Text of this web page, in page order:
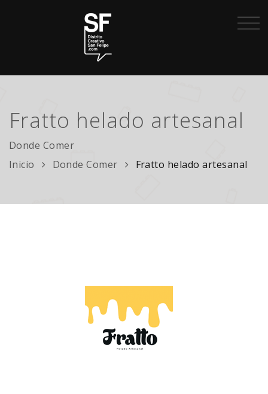
Fratto helado artesanal
Donde Comer
Inicio
Donde Comer Fratto helado artesanal